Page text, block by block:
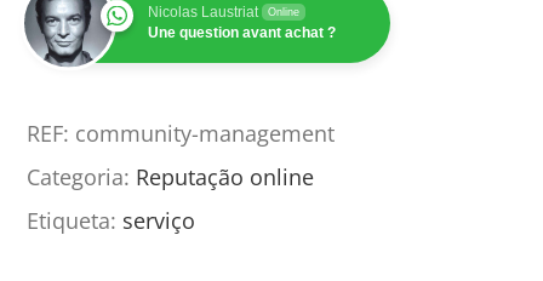
Nicolas Laustriat Online
Une question avant achat ?
REF: community-management
Categoria: Reputação online
Etiqueta: serviço